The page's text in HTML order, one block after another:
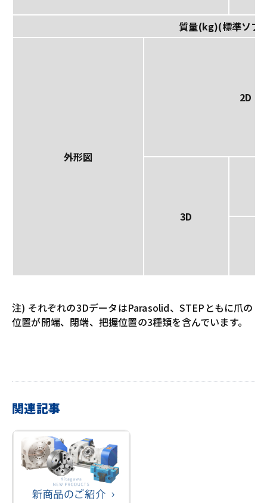
質量(kg)(標準ソフ
外形図
2D
3D
注) それぞれの3DデータはParasolid、STEPともに爪の
位置が開端、閉端、把握位置の3種類を含んでいます。
関連記事